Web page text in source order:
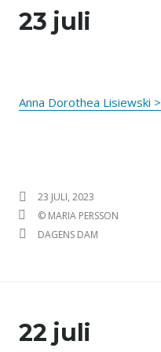
23 juli
Anna Dorothea Lisiewski >
PUBLICERAT DEN
23 JULI, 2023
FÖRFATTARE
© MARIA PERSSON
KATEGORIER
DAGENS DAM
22 juli